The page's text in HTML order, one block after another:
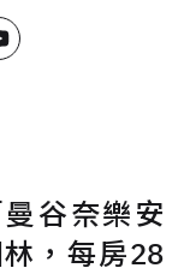
谷奈樂安
，每房28